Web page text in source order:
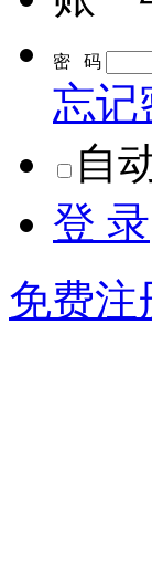
密 码
忘记
自
登 录
免费注